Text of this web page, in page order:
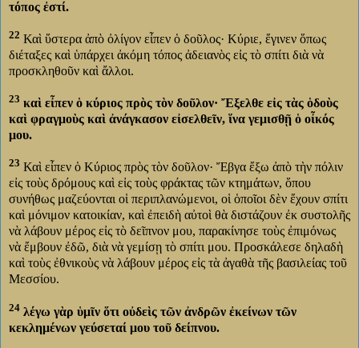
τόπος ἐστί.
22 Καὶ ὕστερα ἀπὸ ὀλίγον εἶπεν ὁ δοῦλος· Κύριε, ἔγινεν ὅπως
διέταξες καὶ ὑπάρχει ἀκόμη τόπος ἀδειανὸς εἰς τὸ σπίτι διὰ νὰ
προσκληθοῦν καὶ ἄλλοι.
23 καὶ εἶπεν ὁ κύριος πρὸς τὸν δοῦλον· Ἔξελθε εἰς τὰς ὁδοὺς
καὶ φραγμοὺς καὶ ἀνάγκασον εἰσελθεῖν, ἵνα γεμισθῇ ὁ οἶκός
μου.
23 Καὶ εἶπεν ὁ Κύριος πρὸς τὸν δοῦλον· Ἔβγα ἔξω ἀπὸ τὴν πόλιν
εἰς τοὺς δρόμους καὶ εἰς τοὺς φράκτας τῶν κτημάτων, ὅπου
συνήθως μαζεύονται οἱ περιπλανώμενοι, οἱ ὁποῖοι δὲν ἔχουν σπίτι
καὶ μόνιμον κατοικίαν, καὶ ἐπειδὴ αὐτοὶ θὰ διστάζουν ἐκ συστολῆς
νὰ λάβουν μέρος εἰς τὸ δεῖπνον μου, παρακίνησε τοὺς ἐπιμόνως
νὰ ἔμβουν ἐδῶ, διὰ νὰ γεμίσῃ τὸ σπίτι μου. Προσκάλεσε δηλαδὴ
καὶ τοὺς ἐθνικοὺς νὰ λάβουν μέρος εἰς τὰ ἀγαθὰ τῆς βασιλείας τοῦ
Μεσσίου.
24 λέγω γὰρ ὑμῖν ὅτι οὐδεὶς τῶν ἀνδρῶν ἐκείνων τῶν
κεκλημένων γεύσεταί μου τοῦ δείπνου.